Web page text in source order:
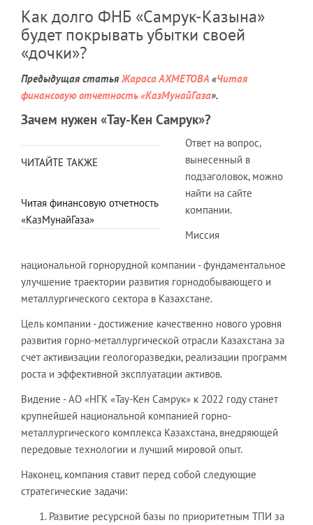
Как долго ФНБ «Самрук-Казына»
будет покрывать убытки своей
«дочки»?
Предыдущая статьяЖараса АХМЕТОВА «Читая
финансовую отчетность «КазМунайГаза».
Зачем нужен «Тау-Кен Самрук»?
ЧИТАЙТЕ ТАКЖЕ
Читая финансовую отчетность
«КазМунайГаза»
Ответ на вопрос,
вынесенный в
подзаголовок, можно
найти на сайте
компании.
Миссия
национальной горнорудной компании - фундаментальное
улучшение траектории развития горнодобывающего и
металлургического сектора в Казахстане.
Цель компании - достижение качественно нового уровня
развития горно-металлургической отрасли Казахстана за
счет активизации геологоразведки, реализации программ
роста и эффективной эксплуатации активов.
Видение - АО «НГК «Тау-Кен Самрук» к 2022 году станет
крупнейшей национальной компанией горно-
металлургического комплекса Казахстана, внедряющей
передовые технологии и лучший мировой опыт.
Наконец, компания ставит перед собой следующие
стратегические задачи:
Развитие ресурсной базы по приоритетным ТПИ за